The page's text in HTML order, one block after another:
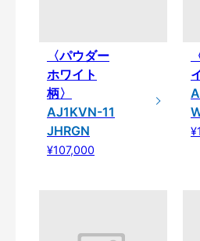
〈パウダー
ホワイト
柄〉
AJ1KVN-11
JHRGN
¥107,000